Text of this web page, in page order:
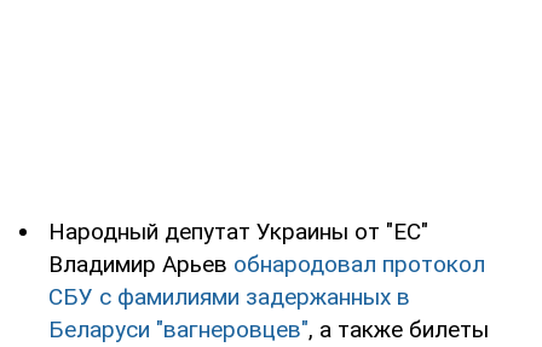
Народный депутат Украины от "ЕС"
Владимир Арьев обнародовал протокол
СБУ с фамилиями задержанных в
Беларуси "вагнеровцев", а также билеты